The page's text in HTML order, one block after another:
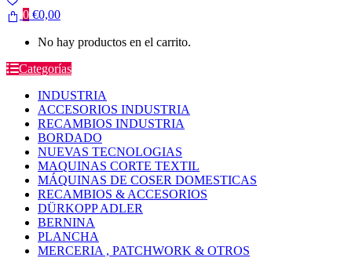
0 €0,00
No hay productos en el carrito.
Categorías
INDUSTRIA
ACCESORIOS INDUSTRIA
RECAMBIOS INDUSTRIA
BORDADO
NUEVAS TECNOLOGIAS
MAQUINAS CORTE TEXTIL
MÁQUINAS DE COSER DOMESTICAS
RECAMBIOS & ACCESORIOS
DÜRKOPP ADLER
BERNINA
PLANCHA
MERCERIA , PATCHWORK & OTROS